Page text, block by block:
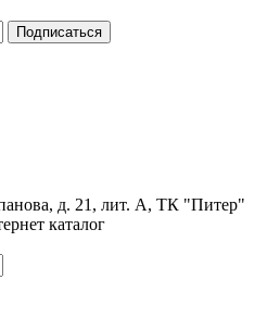
д. 21, лит. А, ТК "Питер"
каталог